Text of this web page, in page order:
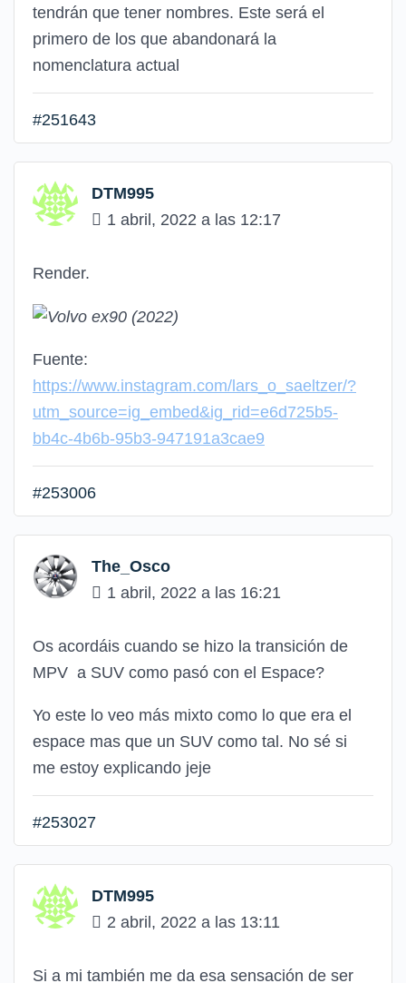
tendrán que tener nombres. Este será el
primero de los que abandonará la
nomenclatura actual
#251643
DTM995
1 abril, 2022 a las 12:17
Render.
Fuente:
https://www.instagram.com/lars_o_saeltzer/?
utm_source=ig_embed&ig_rid=e6d725b5-
bb4c-4b6b-95b3-947191a3cae9
#253006
The_Osco
1 abril, 2022 a las 16:21
Os acordáis cuando se hizo la transición de
MPV a SUV como pasó con el Espace?
Yo este lo veo más mixto como lo que era el
espace mas que un SUV como tal. No sé si
me estoy explicando jeje
#253027
DTM995
2 abril, 2022 a las 13:11
Si a mi también me da esa sensación de ser